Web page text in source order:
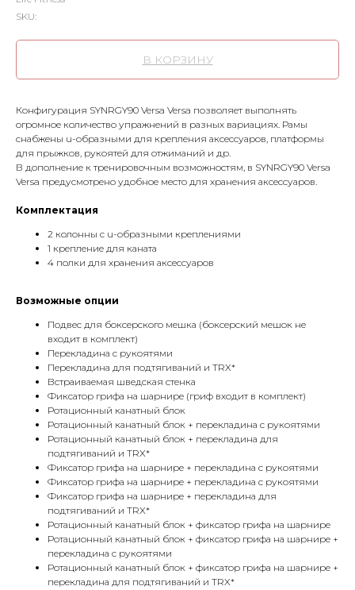
SKU:
В КОРЗИНУ
Конфигурация SYNRGY90 Versa Versa позволяет выполнять
огромное количество упражнений в разных вариациях. Рамы
снабжены u-образными для крепления аксессуаров, платформы
для прыжков, рукоятей для отжиманий и др.
В дополнение к тренировочным возможностям, в SYNRGY90 Versa
Versa предусмотрено удобное место для хранения аксессуаров.
Комплектация
2 колонны с u-образными креплениями
1 крепление для каната
4 полки для хранения аксессуаров
Возможные опции
Подвес для боксерского мешка (боксерский мешок не
входит в комплект)
Перекладина с рукоятями
Перекладина для подтягиваний и TRX*
Встраиваемая шведская стенка
Фиксатор грифа на шарнире (гриф входит в комплект)
Ротационный канатный блок
Ротационный канатный блок + перекладина с рукоятями
Ротационный канатный блок + перекладина для
подтягиваний и TRX*
Фиксатор грифа на шарнире + перекладина с рукоятями
Фиксатор грифа на шарнире + перекладина с рукоятями
Фиксатор грифа на шарнире + перекладина для
подтягиваний и TRX*
Ротационный канатный блок + фиксатор грифа на шарнире
Ротационный канатный блок + фиксатор грифа на шарнире +
перекладина с рукоятями
Ротационный канатный блок + фиксатор грифа на шарнире +
перекладина для подтягиваний и TRX*